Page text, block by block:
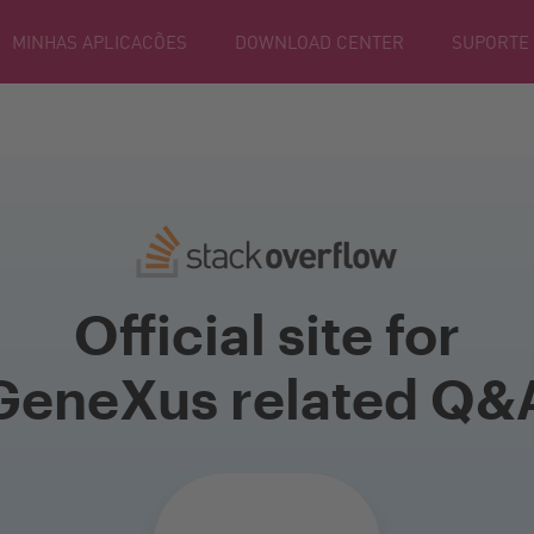
MINHAS APLICACÕES DOWNLOAD CENTER SUPORTE
Official site for
related